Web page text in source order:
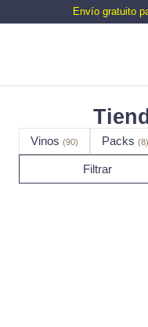
Envío gratuito
Vinos (90) Packs (8)
Filtrar